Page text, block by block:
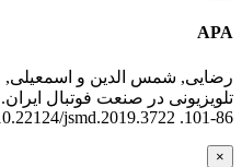
APA
تلویزیونی در صنعت فوتبال ایران.
86-101. doi: 10.22124/jsmd.2019.3722
×